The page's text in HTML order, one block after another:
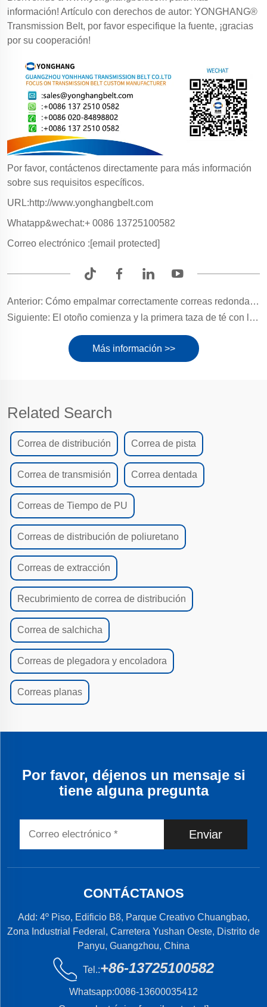
información! Artículo con derechos de autor: YONGHANG®
Transmission Belt, por favor especifique la fuente, ¡gracias
por su cooperación!
Por favor, contáctenos directamente para más información
sobre sus requisitos específicos.
URL:http://www.yonghangbelt.com
Whatapp&wechat:+ 0086 13725100582
Correo electrónico :[email protected]
Anterior: Cómo empalmar correctamente correas redondas de poliuretano (correas redondas de PU)?
Siguiente: El otoño comienza y la primera taza de té con leche: cuando la tradición se encuentra con las tendencias modernas
Más información >>
Related Search
Correa de distribución Correa de pista
Correa de transmisión Correa dentada
Correas de Tiempo de PU
Correas de distribución de poliuretano
Correas de extracción
Recubrimiento de correa de distribución
Correa de salchicha
Correas de plegadora y encoladora
Correas planas
Por favor, déjenos un mensaje si
tiene alguna pregunta
Enviar
CONTÁCTANOS
Add: 4º Piso, Edificio B8, Parque Creativo Chuangbao,
Zona Industrial Federal, Carretera Yushan Oeste, Distrito de
Panyu, Guangzhou, China
Tel.:+86-13725100582
Whatsapp:0086-13600035412